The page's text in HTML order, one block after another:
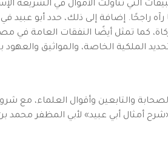
التي تناولت الأموال في الشريعة
راجحًا. إضافة إلى ذلك، حدد أبو عبيد
كما تمثل أيضًا النفقات العامة في
الملكية الخاصة، والمواثيق والعهود
والتابعين وأقوال العلماء، مع
أمثال أبي عبيد» لأبي المظفر محمد